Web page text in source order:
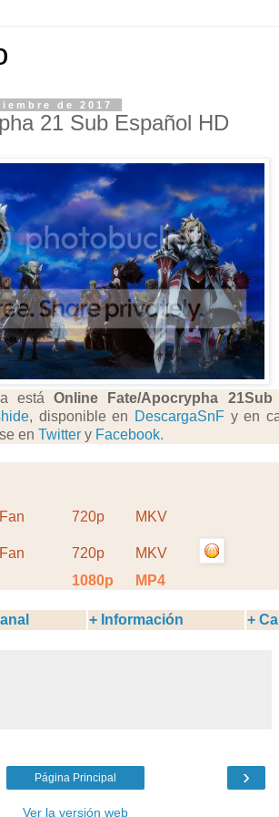
de 2017
21 Sub Español HD
estáOnline Fate/Apocrypha 21Sub
, disponible en DescargaSnF y en
en Twitter y Facebook.
Fan 720p
MKV
Fan 720p
MKV
1080p MP4
+ Información +
›
Página Principal
Ver la versión web